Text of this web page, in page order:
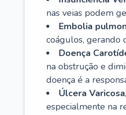
nas veias podem
Embolia
coágulos, gerando
Doença
na obstrução e
doença é a
Úlcera Varicosa
especialmente na